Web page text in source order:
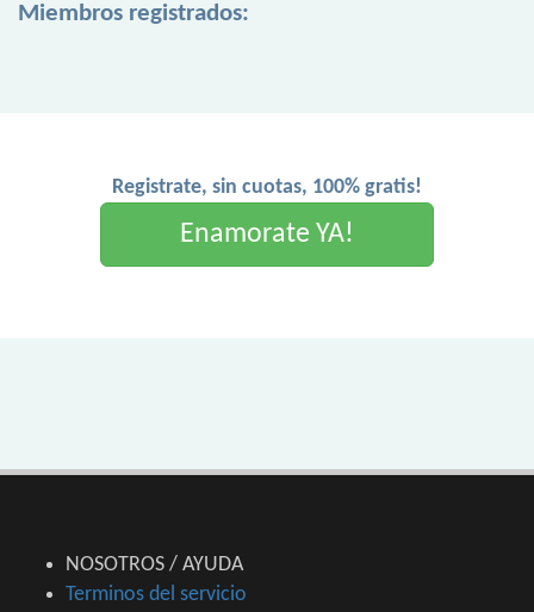
Miembros registrados:
Registrate, sin cuotas, 100% gratis!
Enamorate YA!
NOSOTROS / AYUDA
Terminos del servicio